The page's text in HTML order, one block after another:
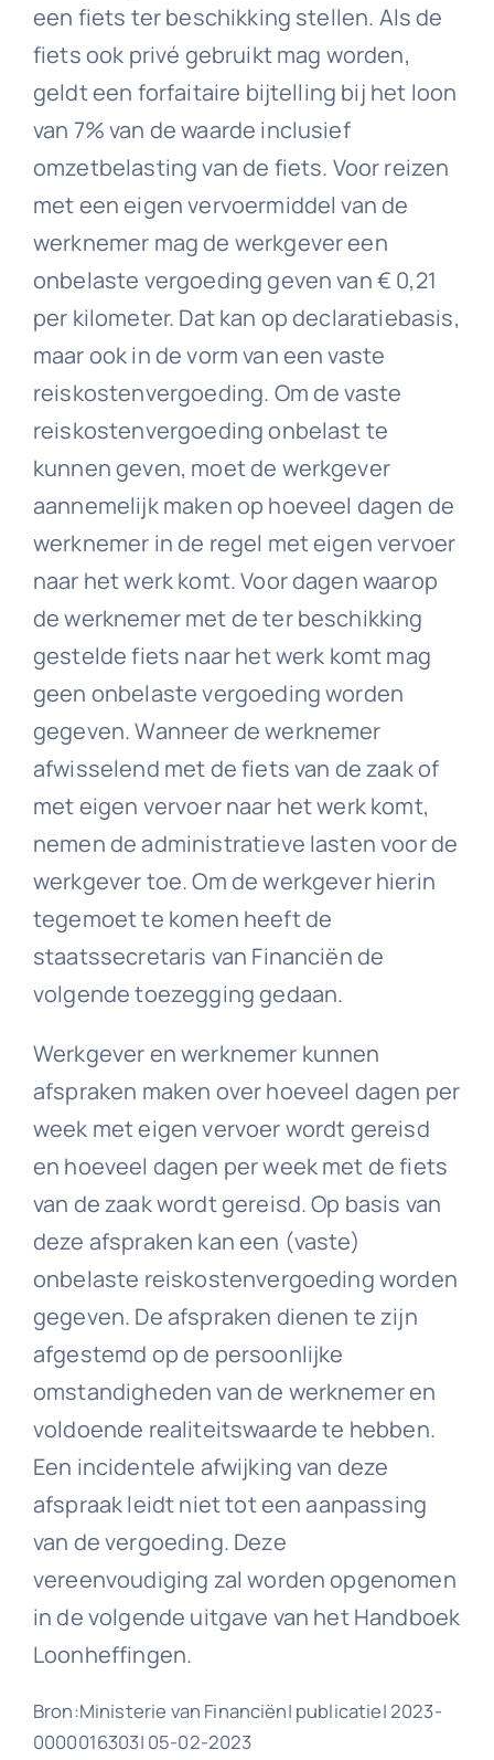
een fiets ter beschikking stellen. Als de
fiets ook privé gebruikt mag worden,
geldt een forfaitaire bijtelling bij het loon
van 7% van de waarde inclusief
omzetbelasting van de fiets. Voor reizen
met een eigen vervoermiddel van de
werknemer mag de werkgever een
onbelaste vergoeding geven van € 0,21
per kilometer. Dat kan op declaratiebasis,
maar ook in de vorm van een vaste
reiskostenvergoeding. Om de vaste
reiskostenvergoeding onbelast te
kunnen geven, moet de werkgever
aannemelijk maken op hoeveel dagen de
werknemer in de regel met eigen vervoer
naar het werk komt. Voor dagen waarop
de werknemer met de ter beschikking
gestelde fiets naar het werk komt mag
geen onbelaste vergoeding worden
gegeven. Wanneer de werknemer
afwisselend met de fiets van de zaak of
met eigen vervoer naar het werk komt,
nemen de administratieve lasten voor de
werkgever toe. Om de werkgever hierin
tegemoet te komen heeft de
staatssecretaris van Financiën de
volgende toezegging gedaan.
Werkgever en werknemer kunnen
afspraken maken over hoeveel dagen per
week met eigen vervoer wordt gereisd
en hoeveel dagen per week met de fiets
van de zaak wordt gereisd. Op basis van
deze afspraken kan een (vaste)
onbelaste reiskostenvergoeding worden
gegeven. De afspraken dienen te zijn
afgestemd op de persoonlijke
omstandigheden van de werknemer en
voldoende realiteitswaarde te hebben.
Een incidentele afwijking van deze
afspraak leidt niet tot een aanpassing
van de vergoeding. Deze
vereenvoudiging zal worden opgenomen
in de volgende uitgave van het Handboek
Loonheffingen.
Bron:Ministerie van Financiën| publicatie| 2023-
0000016303| 05-02-2023